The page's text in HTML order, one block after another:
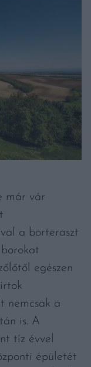
már vár
a borteraszt
egészen
nemcsak a
is. A
tíz évvel
épületét